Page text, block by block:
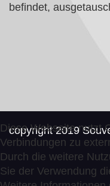
befindet,
copyright 2019
Diese Webseite nutzt
Verbindungen zu
Durch die weitere
Sie der Verwendung